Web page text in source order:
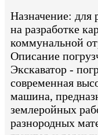
Назначение: для
на разработке
коммунальной
Описание
Экскаватор -
современная
машина,
землеройных
разнородных